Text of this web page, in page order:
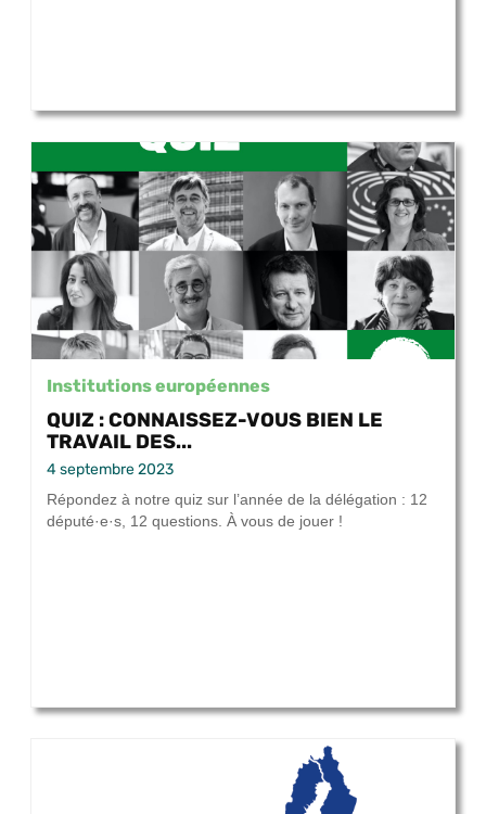
Institutions européennes
QUIZ : CONNAISSEZ-VOUS BIEN LE
TRAVAIL DES...
4 septembre 2023
Répondez à notre quiz sur l’année de la délégation : 12
député·e·s, 12 questions. À vous de jouer !